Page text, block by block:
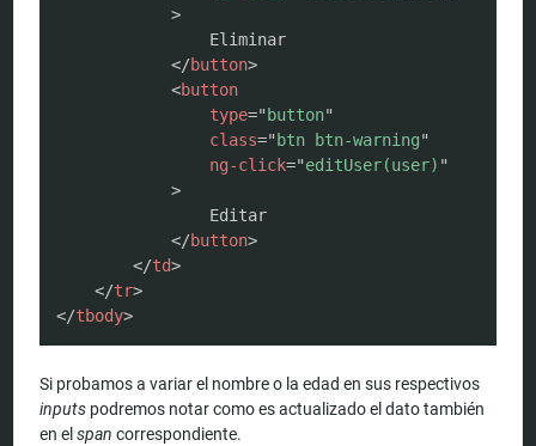
>
                Eliminar
</button>
<button
type=" button"
class=" btn btn-warning"
ng-click="editUser(user) "
>
                Editar
</button>
</td>
</tr>
</tbody>
Si probamos a variar el nombre o la edad en sus respectivos
inputs podremos notar como es actualizado el dato también
en elspan correspondiente.